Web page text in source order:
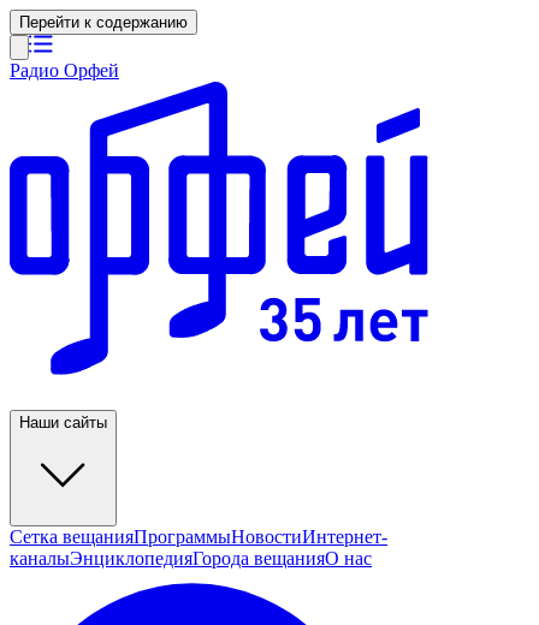
Перейти к содержанию
Радио Орфей
Наши сайты
Сетка вещанияПрограммыНовостиИнтернет-
каналыЭнциклопедияГорода вещанияО нас